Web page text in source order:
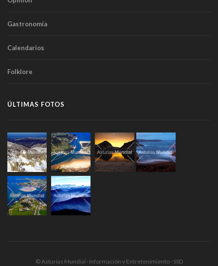
Gastronomía
Calendarios
Folklore
ÚLTIMAS FOTOS
© Asturias Mundial · Información y Entretenimiento · SSD